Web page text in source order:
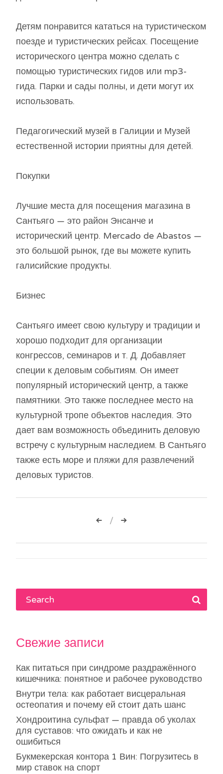
Детям понравится кататься на туристическом
поезде и туристических рейсах. Посещение
исторического центра можно сделать с
помощью туристических гидов или mp3-
гида. Парки и сады полны, и дети могут их
использовать.
Педагогический музей в Галиции и Музей
естественной истории приятны для детей.
Покупки
Лучшие места для посещения магазина в
Сантьяго — это район Энсанче и
исторический центр. Mercado de Abastos —
это большой рынок, где вы можете купить
галисийские продукты.
Бизнес
Сантьяго имеет свою культуру и традиции и
хорошо подходит для организации
конгрессов, семинаров и т. Д. Добавляет
специи к деловым событиям. Он имеет
популярный исторический центр, а также
памятники. Это также последнее место на
культурной тропе объектов наследия. Это
дает вам возможность объединить деловую
встречу с культурным наследием. В Сантьяго
также есть море и пляжи для развлечений
деловых туристов.
Навигация
по
Свежие записи
Как питаться при синдроме раздражённого
кишечника: понятное и рабочее руководство
Внутри тела: как работает висцеральная
остеопатия и почему ей стоит дать шанс
Хондроитина сульфат — правда об уколах
для суставов: что ожидать и как не
ошибиться
Букмекерская контора 1 Вин: Погрузитесь в
мир ставок на спорт